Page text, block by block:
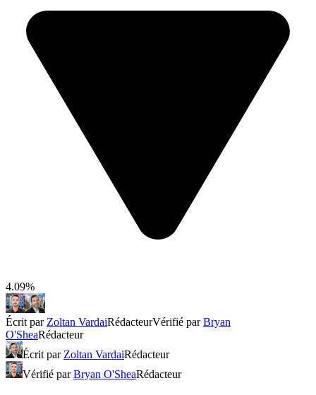
4.09%
Écrit par Zoltan VardaiRédacteurVérifié parBryan
O'SheaRédacteur
Écrit par Zoltan VardaiRédacteur
Vérifié parBryan O'SheaRédacteur